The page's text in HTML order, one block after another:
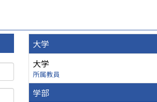
大学
大学
所属教員
学部